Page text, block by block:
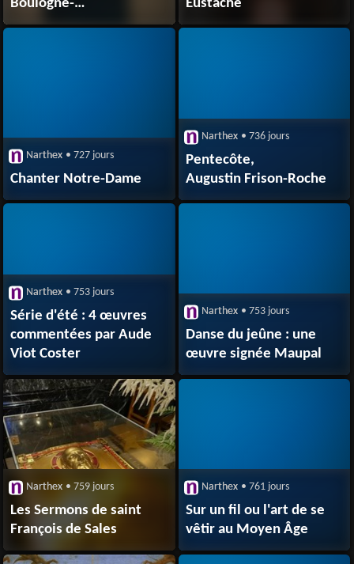
Boulogne-
Billancourt (92)
Eustache
Narthex • 727 jours
Chanter Notre-Dame
Narthex • 736 jours
Pentecôte,
Augustin Frison-Roche
Narthex • 753 jours
Série d'été : 4 œuvres
commentées par Aude
Viot Coster
Narthex • 753 jours
Danse du jeûne : une
œuvre signée Maupal
Narthex • 759 jours
Les Sermons de saint
François de Sales
Narthex • 761 jours
Sur un fil ou l'art de se
vêtir au Moyen Âge